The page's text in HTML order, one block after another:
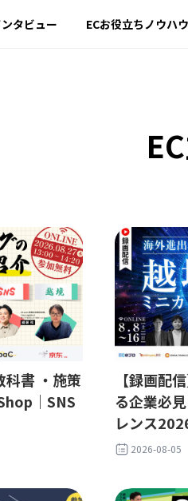
タビュー ECお役立ちノウハウ
科書 ・施策
｜SNS
【録画配
る企業必
レンス
2026-08-05